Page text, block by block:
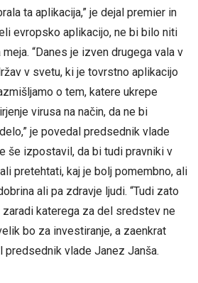
ta aplikacija,” je dejal premier in
evropsko aplikacijo, ne bi bilo niti
“Danes je izven drugega vala v
v svetu, ki je tovrstno aplikacijo
o tem, katere ukrepe
virusa na način, da ne bi
je povedal predsednik vlade
še izpostavil, da bi tudi pravniki v
pretehtati, kaj je bolj pomembno, ali
ali pa zdravje ljudi. “Tudi zato
katerega za del sredstev ne
bo za investiranje, a zaenkrat
predsednik vlade Janez Janša.